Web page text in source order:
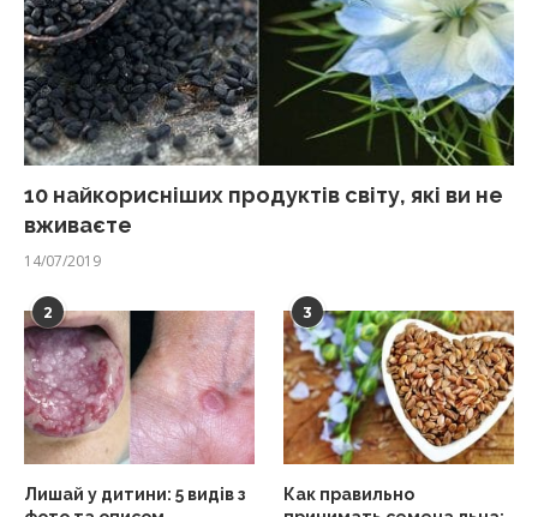
10 найкорисніших продуктів світу, які ви не
вживаєте
14/07/2019
2
Лишай у дитини: 5 видів з
3
Как правильно